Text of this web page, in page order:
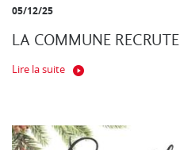
05/12/25
LA COMMUNE RECRUTE
Lire la suite